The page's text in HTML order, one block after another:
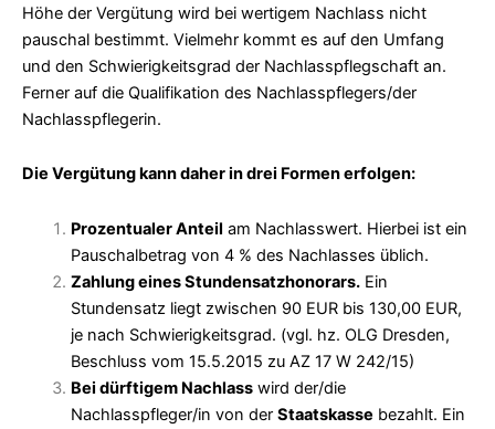
Höhe der Vergütung wird bei wertigem Nachlass nicht
pauschal bestimmt. Vielmehr kommt es auf den Umfang
und den Schwierigkeitsgrad der Nachlasspflegschaft an.
Ferner auf die Qualifikation des Nachlasspflegers/der
Nachlasspflegerin.
Die Vergütung kann daher in drei Formen erfolgen:
Prozentualer Anteil am Nachlasswert. Hierbei ist ein
Pauschalbetrag von 4 % des Nachlasses üblich.
Zahlung eines Stundensatzhonorars.Ein
Stundensatz liegt zwischen 90 EUR bis 130,00 EUR,
je nach Schwierigkeitsgrad. (vgl. hz. OLG Dresden,
Beschluss vom 15.5.2015 zu AZ 17 W 242/15)
Bei dürftigem Nachlasswird der/die
Nachlasspfleger/in von der Staatskasse bezahlt. Ein